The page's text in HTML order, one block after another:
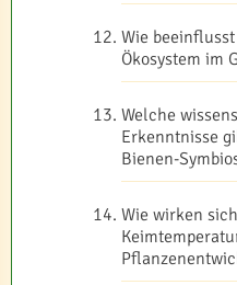
Wie
Ökosystem im
Welche
Erkenntnisse
Bienen-
Wie wirken